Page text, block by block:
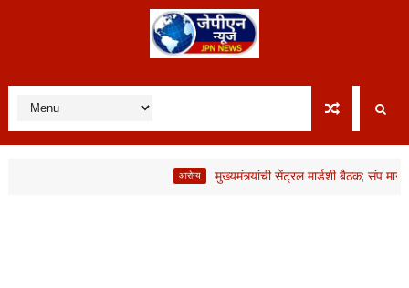
मुख्यमंत्र्यांची सेंट्रल मार्डशी बैठक; संप मागे,